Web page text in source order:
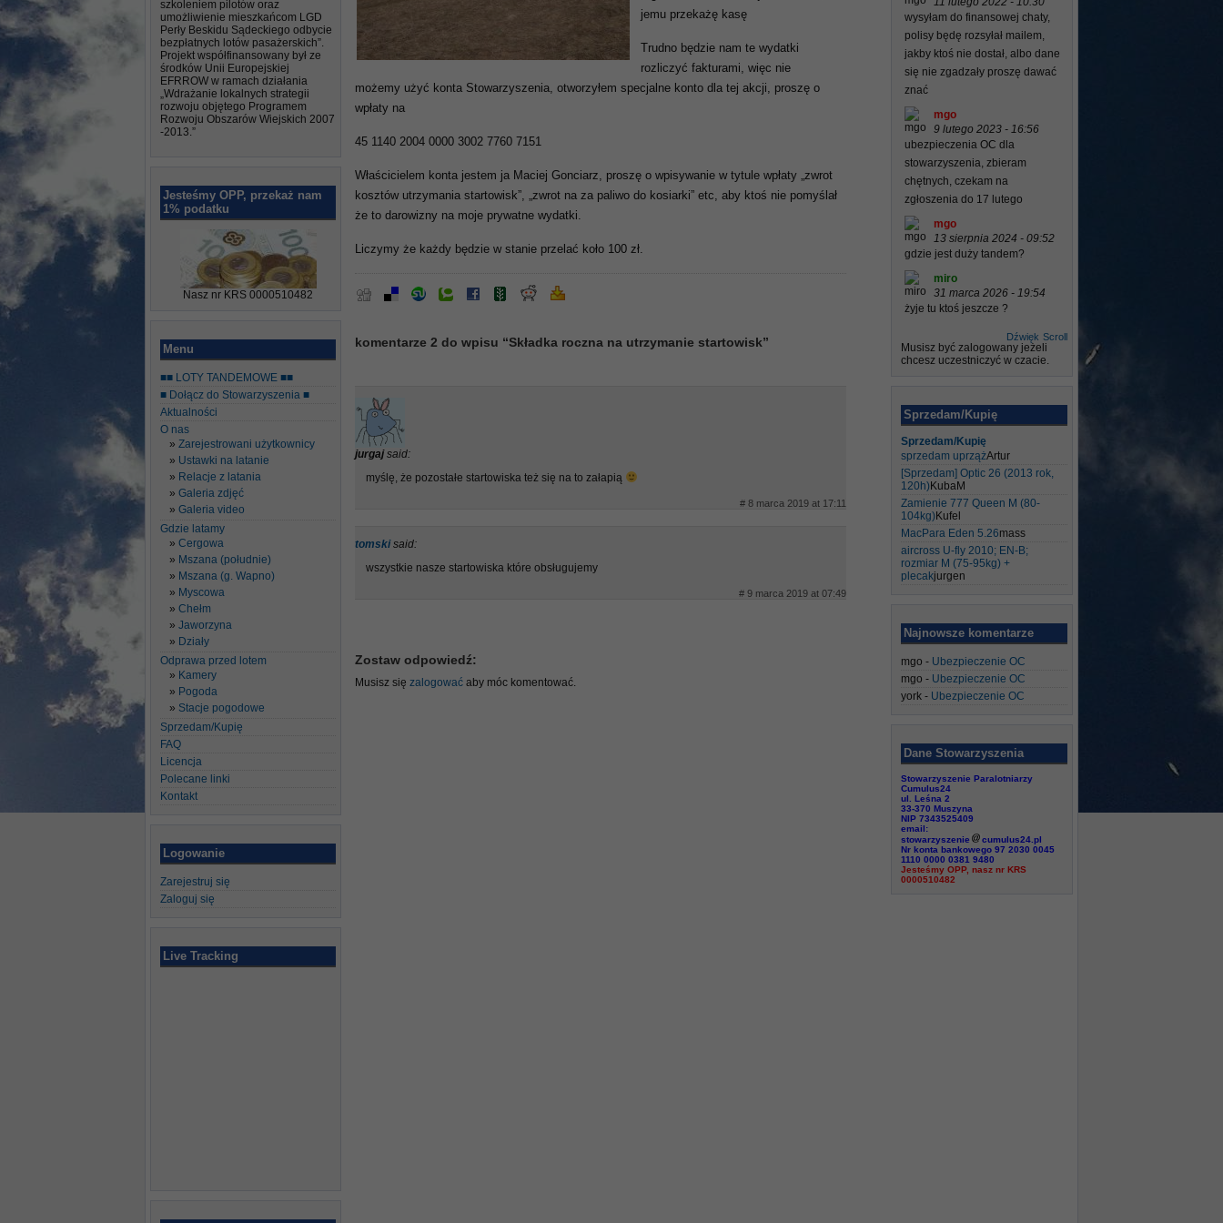
szkoleniem pilotów oraz
umożliwienie mieszkańcom LGD
Perły Beskidu Sądeckiego odbycie
bezpłatnych lotów pasażerskich”.
Projekt współfinansowany był ze
środków Unii Europejskiej
EFRROW w ramach działania
„Wdrażanie lokalnych strategii
rozwoju objętego Programem
Rozwoju Obszarów Wiejskich 2007
-2013.”
Jesteśmy OPP, przekaż nam
1% podatku
Nasz nr KRS 0000510482
Menu
■■ LOTY TANDEMOWE ■■
■ Dołącz do Stowarzyszenia ■
Aktualności
O nas
Zarejestrowani użytkownicy
Ustawki na latanie
Relacje z latania
Galeria zdjęć
Galeria video
Gdzie latamy
Cergowa
Mszana (południe)
Mszana (g. Wapno)
Myscowa
Chełm
Jaworzyna
Działy
Odprawa przed lotem
Kamery
Pogoda
Stacje pogodowe
Sprzedam/Kupię
FAQ
Licencja
Polecane linki
Kontakt
Logowanie
Zarejestruj się
Zaloguj się
Live Tracking
jemu przekażę kasę
Trudno będzie nam te wydatki
rozliczyć fakturami, więc nie
możemy użyć konta Stowarzyszenia, otworzyłem specjalne konto dla tej akcji, proszę o
wpłaty na
45 1140 2004 0000 3002 7760 7151
Właścicielem konta jestem ja Maciej Gonciarz, proszę o wpisywanie w tytule wpłaty „zwrot
kosztów utrzymania startowisk”, „zwrot na za paliwo do kosiarki” etc, aby ktoś nie pomyślał
że to darowizny na moje prywatne wydatki.
Liczymy że każdy będzie w stanie przelać koło 100 zł.
komentarze 2 do wpisu “Składka roczna na utrzymanie startowisk”
jurgajsaid:
myślę, że pozostałe startowiska też się na to załapią
# 8 marca 2019 at 17:11
tomski said:
wszystkie nasze startowiska które obsługujemy
# 9 marca 2019 at 07:49
Zostaw odpowiedź:
Musisz się zalogować aby móc komentować.
wysyłam do finansowej chaty,
polisy będę rozsyłał mailem,
jakby ktoś nie dostał, albo dane
się nie zgadzały proszę dawać
znać
mgo
9 lutego 2023 - 16:56
ubezpieczenia OC dla
stowarzyszenia, zbieram
chętnych, czekam na
zgłoszenia do 17 lutego
mgo
13 sierpnia 2024 - 09:52
gdzie jest duży tandem?
miro
31 marca 2026 - 19:54
żyje tu ktoś jeszcze ?
Scroll
Dźwięk
Musisz być zalogowany jeżeli
chcesz uczestniczyć w czacie.
Sprzedam/Kupię
Sprzedam/Kupię
sprzedam uprzążArtur
[Sprzedam] Optic 26 (2013 rok,
120h) KubaM
Zamienie 777 Queen M (80-
104kg) Kufel
MacPara Eden 5.26mass
aircross U-fly 2010; EN-B;
rozmiar M (75-95kg) +
plecakjurgen
Najnowsze komentarze
mgo - Ubezpieczenie OC
mgo - Ubezpieczenie OC
york - Ubezpieczenie OC
Dane Stowarzyszenia
Stowarzyszenie Paralotniarzy
Cumulus24
ul. Leśna 2
33-370 Muszyna
NIP 7343525409
email:
stowarzyszenie
cumulus24.pl
Nr konta bankowego 97 2030 0045
1110 0000 0381 9480
Jesteśmy OPP, nasz nr KRS
0000510482